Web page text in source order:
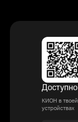
КИОН в
устройствах